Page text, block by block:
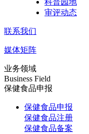
科普园地
审评动态
联系我们
媒体矩阵
业务领域
Business Field
保健食品申报
保健食品申报
保健食品注册
保健食品备案